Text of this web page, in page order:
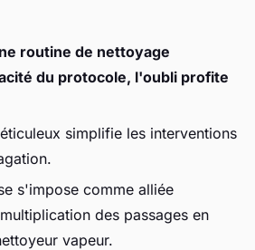
routine de nettoyage
du protocole, l'oubli profite
simplifie les interventions
s'impose comme alliée
des passages en
vapeur.